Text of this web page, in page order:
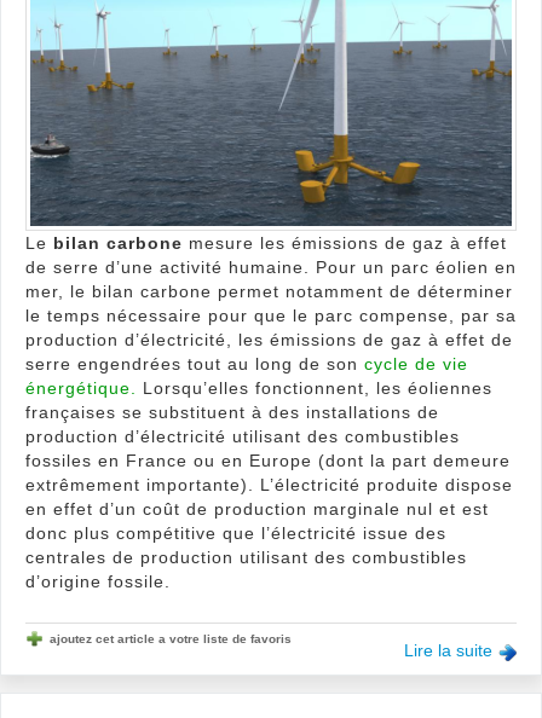
Le bilan carbone mesure les émissions de gaz à effet
de serre d’une activité humaine. Pour un parc éolien en
mer, le bilan carbone permet notamment de déterminer
le temps nécessaire pour que le parc compense, par sa
production d’électricité, les émissions de gaz à effet de
serre engendrées tout au long de son cycle de vie
énergétique.
Lorsqu’elles fonctionnent, les éoliennes
françaises se substituent à des installations de
production d’électricité utilisant des combustibles
fossiles en France ou en Europe (dont la part demeure
extrêmement importante). L’électricité produite dispose
en effet d’un coût de production marginale nul et est
donc plus compétitive que l’électricité issue des
centrales de production utilisant des combustibles
d’origine fossile.
Lire la suite
ajoutez cet article a votre liste de favoris